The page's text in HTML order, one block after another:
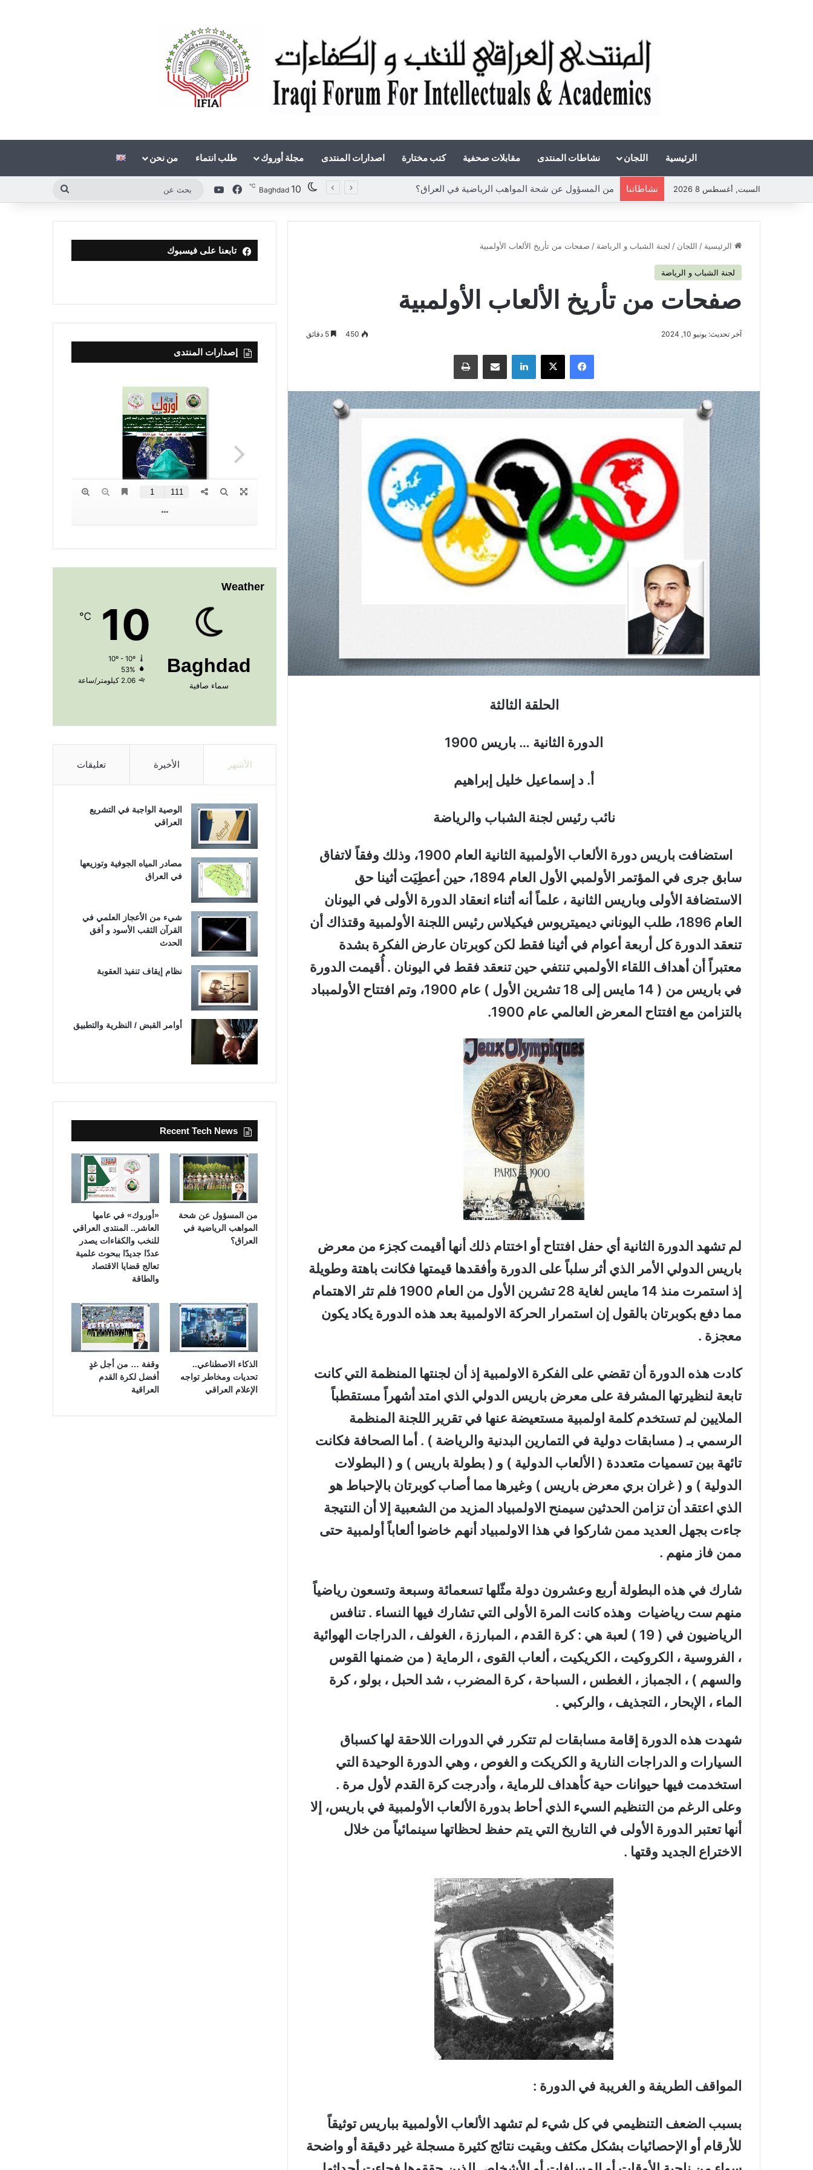
الرئيسية اللجان نشاطات المنتدى مقابلات صحفية كتب مختارة اصدارات المنتدى مجلة أوروك طلب انتماء من نحن
السبت, أغسطس 8 2026 نشاطاتنا Baghdad 10
℃ فيسبوك‫YouTube
الرئيسية / اللجان / لجنة الشباب و الرياضة / صفحات من تأريخ الألعاب الأولمبية
لجنة الشباب و الرياضة
صفحات من تأريخ الألعاب الأولمبية
آخر تحديث: يونيو 10, 2024 450
فيسبوك لينكدإن
الحلقة الثالثة
الدورة الثانية … باريس 1900
أ. د إسماعيل خليل إبراهيم
نائب رئيس لجنة الشباب والرياضة
استضافت باريس دورة الألعاب الأولمبية الثانية العام 1900، وذلك وفقاً لاتفاق
سابق جرى في المؤتمر الأولمبي الأول العام 1894، حين أعطِيَت أثينا حق
الاستضافة الأولى وباريس الثانية ، علماً أنه أثناء انعقاد الدورة الأولى في اليونان
العام 1896، طلب اليوناني ديميتريوس فيكيلاس رئيس اللجنة الأولمبية وقتذاك أن
تنعقد الدورة كل أربعة أعوام في أثينا فقط لكن كوبرتان عارض الفكرة بشدة
معتبراً أن أهداف اللقاء الأولمبي تنتفي حين تنعقد فقط في اليونان . أُقيمت الدورة
في باريس من ( 14 مايس إلى 18 تشرين الأول ) عام 1900، وتم افتتاح الأولمبباد
بالتزامن مع افتتاح المعرض العالمي عام 1900.
لم تشهد الدورة الثانية أي حفل افتتاح أو اختتام ذلك أنها أقيمت كجزء من معرض
باريس الدولي الأمر الذي أثر سلباً على الدورة وأفقدها قيمتها فكانت باهتة وطويلة
إذ استمرت منذ 14 مايس لغاية 28 تشرين الأول من العام 1900 فلم تثر الاهتمام
مما دفع بكوبرتان بالقول إن استمرار الحركة الاولمبية بعد هذه الدورة يكاد يكون
معجزة .
كادت هذه الدورة أن تقضي على الفكرة الاولمبية إذ أن لجنتها المنظمة التي كانت
تابعة لنظيرتها المشرفة على معرض باريس الدولي الذي امتد أشهراً مستقطباً
الملايين لم تستخدم كلمة اولمبية مستعيضة عنها في تقرير اللجنة المنظمة
الرسمي بـ ( مسابقات دولية في التمارين البدنية والرياضة ) . أما الصحافة فكانت
تائهة بين تسميات متعددة ( الألعاب الدولية ) و ( بطولة باريس ) و ( البطولات
الدولية ) و ( غران بري معرض باريس ) وغيرها مما أصاب كوبرتان بالإحباط هو
الذي اعتقد أن تزامن الحدثين سيمنح الاولمبياد المزيد من الشعبية إلا أن النتيجة
جاءت بجهل العديد ممن شاركوا في هذا الاولمبياد أنهم خاضوا ألعاباً أولمبية حتى
ممن فاز منهم .
شارك في هذه البطولة أربع وعشرون دولة مثّلها تسعمائة وسبعة وتسعون رياضياً
منهم ست رياضيات وهذه كانت المرة الأولى التي تشارك فيها النساء . تنافس
الرياضيون في ( 19 ) لعبة هي : كرة القدم ، المبارزة ، الغولف ، الدراجات الهوائية
، الفروسية ، الكروكيت ، الكريكيت ، ألعاب القوى ، الرماية ( من ضمنها القوس
والسهم ) ، الجمباز ، الغطس ، السباحة ، كرة المضرب ، شد الحبل ، بولو ، كرة
الماء ، الإبحار ، التجذيف ، والركبي .
شهدت هذه الدورة إقامة مسابقات لم تتكرر في الدورات اللاحقة لها كسباق
السيارات و الدراجات النارية و الكريكت و الغوص ، وهي الدورة الوحيدة التي
استخدمت فيها حيوانات حية كأهداف للرماية ، وأدرجت كرة القدم لأول مرة .
وعلى الرغم من التنظيم السيء الذي أحاط بدورة الألعاب الأولمبية في باريس، إلا
أنها تعتبر الدورة الأولى في التاريخ التي يتم حفظ لحظاتها سينمائياً من خلال
الاختراع الجديد وقتها .
المواقف الطريفة و الغريبة في الدورة :
بسبب الضعف التنظيمي في كل شيء لم تشهد الألعاب الأولمبية بباريس توثيقاً
للأرقام أو الإحصائيات بشكل مكثف وبقيت نتائج كثيرة مسجلة غير دقيقة أو واضحة
تابعنا على فيسبوك
إصدارات المنتدى
Weather
Baghdad
سماء صافية
10
℃
10º - 10º
53%
2.06 كيلومتر/ساعة
الأشهر الأخيرة تعليقات
الوصية الواجبة في التشريع
العراقي
مصادر المياه الجوفية وتوزيعها
في العراق
شيء من الأعجاز العلمي في
القرآن الثقب الأسود و أفق
الحدث
نظام إيقاف تنفيذ العقوبة
أوامر القبض / النظرية والتطبيق
Recent Tech News
من المسؤول عن شحة
المواهب الرياضية في
العراق؟
«أوروك» في عامها
العاشر.. المنتدى العراقي
للنخب والكفاءات يصدر
عددًا جديدًا ببحوث علمية
تعالج قضايا الاقتصاد
والطاقة
الذكاء الاصطناعي..
تحديات ومخاطر تواجه
الإعلام العراقي
وقفة … من أجل غدٍ
أفضل لكرة القدم
العراقية